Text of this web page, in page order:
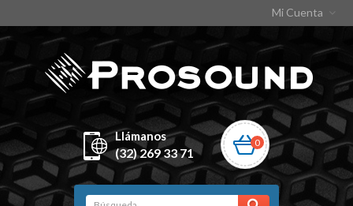
Mi Cuenta
Llámanos
(32) 269 33 71
0